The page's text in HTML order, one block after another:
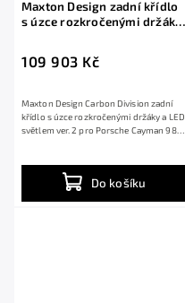
Maxton Design zadní křídlo
s úzce rozkročenými držáky
karbon
109 903 Kč
Do košíku
Maxton Design Carbon Division zadní
křídlo s úzce rozkročenými držáky a LED
světlem ver. 2 pro Porsche Cayman 982c